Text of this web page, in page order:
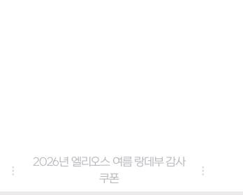
2026년 엘리오스 여름 랑데부 감사
쿠폰